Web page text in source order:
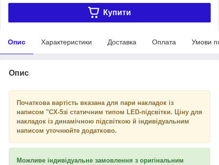
Купити
Опис Характеристики Доставка Оплата Умови
Опис
Початкова вартість вказана для пари накладок із
написом "CX-5зі статичним типом LED-підсвітки. Ціну для
накладок із динамічною підсвіткою й індивідуальним
написом уточнюйте додатково.
Можливе індивідуальне замовлення з оригінальним